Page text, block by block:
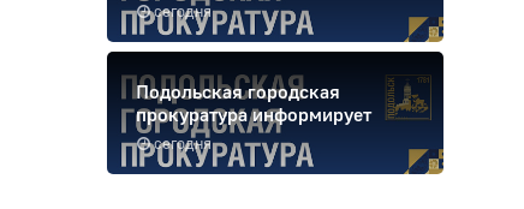
сегодня
сегодня
Подольская городская
прокуратура информирует